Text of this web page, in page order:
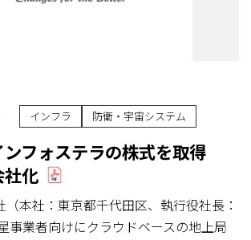
インフラ 防衛・宇宙システム
フォステラの株式を取得
社化
（本社：東京都千代田区、執行役社長：
事業者向けにクラウドベースの地上局